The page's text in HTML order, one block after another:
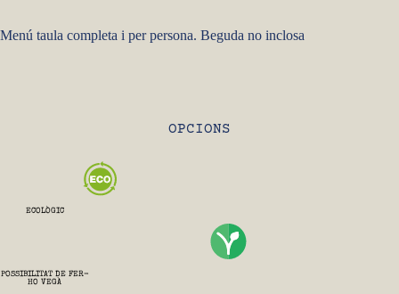
Menú taula completa i per persona. Beguda no inclosa
OPCIONS
ECOLÒGIC
POSSIBILITAT DE FER-
HO VEGÀ